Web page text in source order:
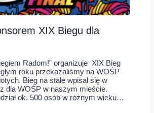
XIX Biegu dla
Radom!” organizuje XIX Bieg
roku przekazaliśmy na WOŚP
Bieg na stałe wpisał się w
dla WOŚP w naszym mieście.
ok. 500 osób w różnym wieku…